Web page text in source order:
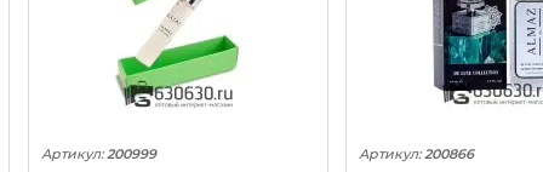
Артикул: 200999 Артикул: 200866